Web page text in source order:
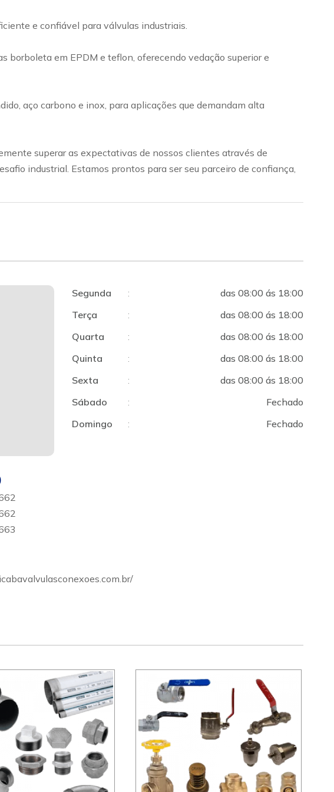
e confiável para válvulas industriais.
borboleta em EPDM e teflon, oferecendo vedação superior e
aço carbono e inox, para aplicações que demandam alta
superar as expectativas de nossos clientes através de
industrial. Estamos prontos para ser seu parceiro de confiança,
Segunda :
das 08:00 ás 18:00
Terça
:
das 08:00 ás 18:00
Quarta
:
das 08:00 ás 18:00
Quinta
:
das 08:00 ás 18:00
Sexta
:
das 08:00 ás 18:00
Sábado
:
Fechado
Domingo
: Fechado